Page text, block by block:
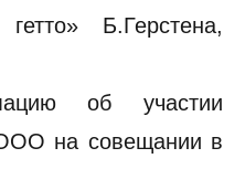
Б.Герстена,
об участии
на совещании в